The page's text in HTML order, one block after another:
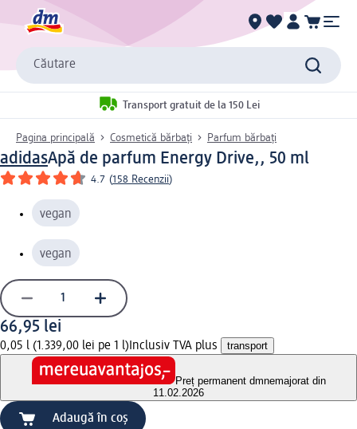
Căutare
Transport gratuit de la 150 Lei
Pagina principală Cosmetică bărbați Parfum bărbaţi
adidasApă de parfum Energy Drive,, 50 ml
4.7 (158 Recenzii)
vegan
vegan
66,95 lei
0,05 l (1.339,00 lei pe 1 l) Inclusiv TVA plus transport
Preț permanent dmnemajorat din
11.02.2026
Adaugă în coș